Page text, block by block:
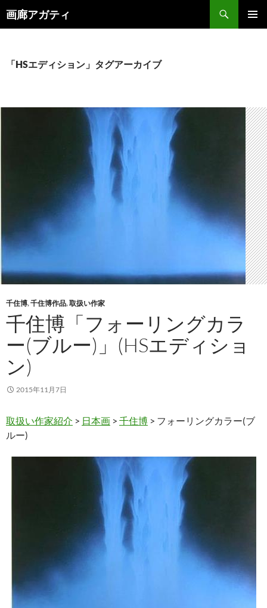
画廊アガティ
索
ン「HSエディション」タグアーカイブ
千住博,千住博作品,取扱い作家
千住博「フォーリングカラ
ー(ブルー)」(HSエディショ
ン)
2015年11月7日
取扱い作家紹介 > 日本画 > 千住博 > フォーリングカラー(ブ
ルー)